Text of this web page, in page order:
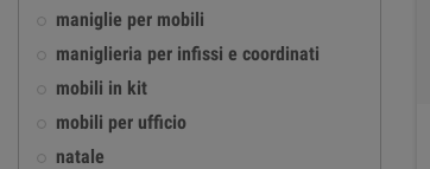
maniglie per mobili
maniglieria per infissi e coordinati
mobili in kit
mobili per ufficio
natale